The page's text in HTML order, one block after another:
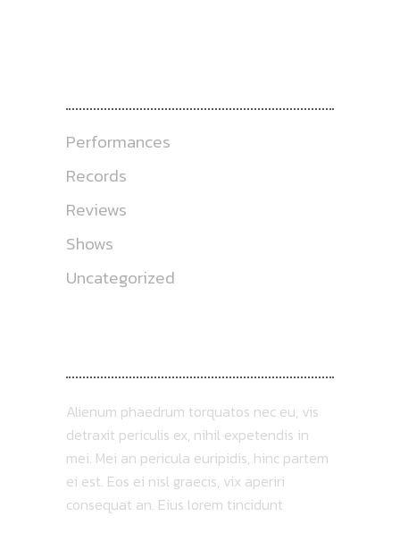
Performances
Records
Reviews
Shows
Uncategorized
Alienum phaedrum torquatos nec eu, vis
detraxit periculis ex, nihil expetendis in
mei. Mei an pericula euripidis, hinc partem
ei est. Eos ei nisl graecis, vix aperiri
consequat an. Eius lorem tincidunt